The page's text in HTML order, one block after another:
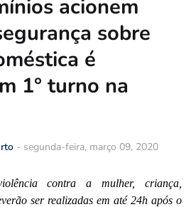
acionem
sobre
é
1° turno na
- segunda-feira, março 09, 2020
contra a mulher, criança,
ser realizadas em até 24h após o